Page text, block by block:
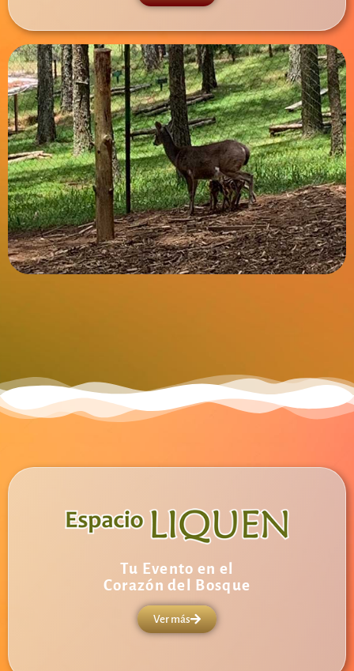
Tu Evento en el
Corazón del Bosque
Ver más